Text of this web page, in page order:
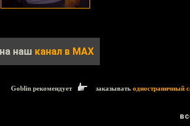
наш канал в MAX
Goblin рекомендует заказывать одностраничный